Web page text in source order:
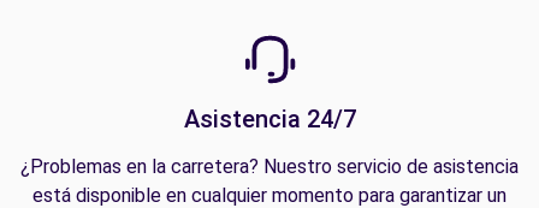
Asistencia 24/7
¿Problemas en la carretera? Nuestro servicio de asistencia
está disponible en cualquier momento para garantizar un